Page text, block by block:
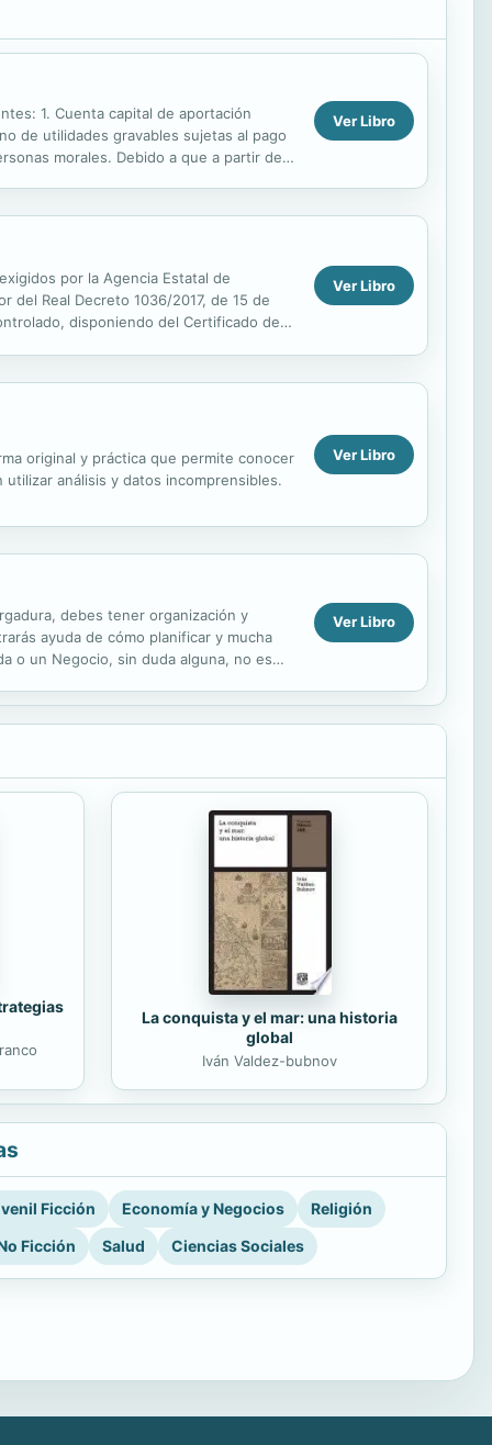
1. Cuenta capital de aportación
de utilidades gravables sujetas al pago
morales. Debido a que a partir del
Ver Libro
por la Agencia Estatal de
del Real Decreto 1036/2017, de 15 de
disponiendo del Certificado de
Ver Libro
original y práctica que permite conocer
análisis y datos incomprensibles.
Ver Libro
debes tener organización y
ayuda de cómo planificar y mucha
o un Negocio, sin duda alguna, no es
Ver Libro
La conquista y el mar: una historia
global
Iván Valdez-bubnov
Ficción Economía y Negocios
Religión
Ficción
Salud Ciencias Sociales